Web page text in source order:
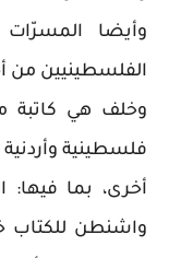
وأيضا
الفلسطينيين من
وخلف هي كاتبة
فلسطينية
أخرى، بما فيها: